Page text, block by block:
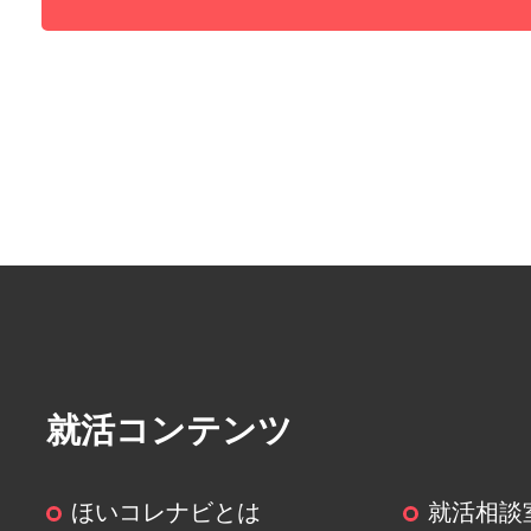
― 提供の手段又は方法：
はその旨：契約書
就活コンテンツ
ほいコレナビとは 就活相談